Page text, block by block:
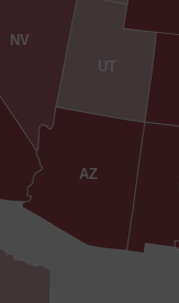
AZ
NV
UT